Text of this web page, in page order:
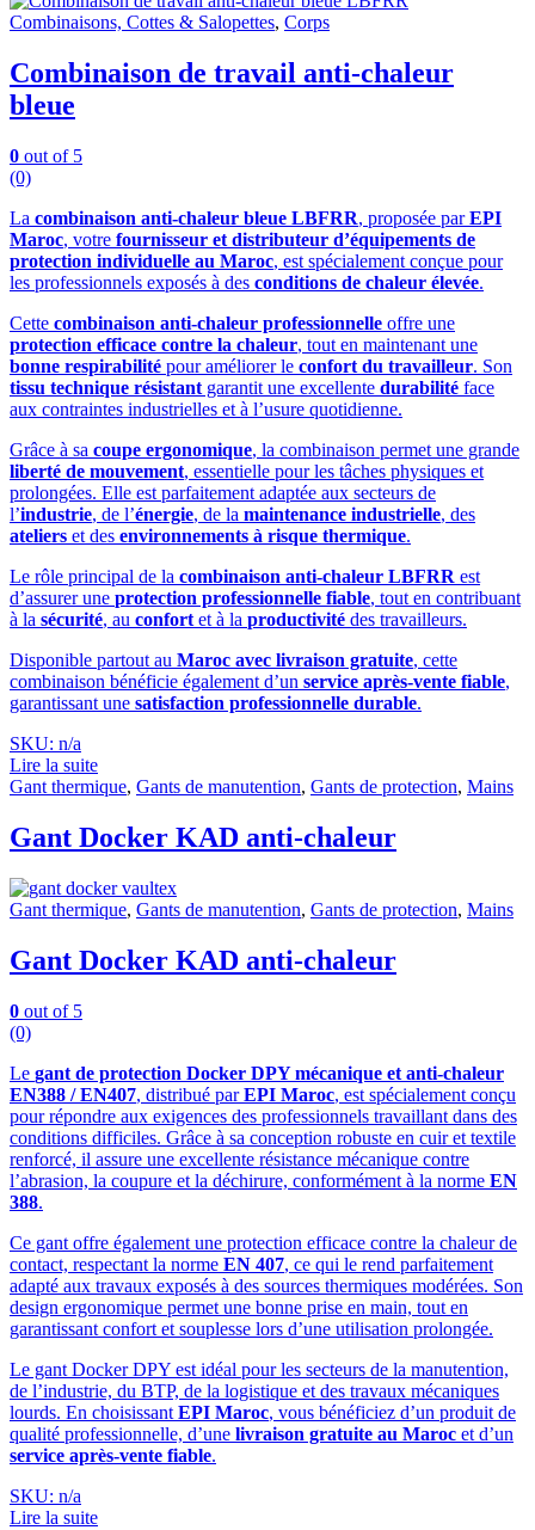
Combinaisons, Cottes & Salopettes, Corps
Combinaison de travail anti-chaleur
bleue
0 out of 5
(0)
La combinaison anti-chaleur bleue LBFRR, proposée parEPI
Maroc, votre fournisseur et distributeur d’équipements de
protection individuelle au Maroc, est spécialement conçue pour
les professionnels exposés à des conditions de chaleur élevée.
Cette combinaison anti-chaleur professionnelle offre une
protection efficace contre la chaleur, tout en maintenant une
bonne respirabilité pour améliorer le confort du travailleur. Son
tissu technique résistant garantit une excellente durabilité face
aux contraintes industrielles et à l’usure quotidienne.
Grâce à sa coupe ergonomique, la combinaison permet une grande
liberté de mouvement, essentielle pour les tâches physiques et
prolongées. Elle est parfaitement adaptée aux secteurs de
l’industrie, de l’énergie, de la maintenance industrielle, des
ateliers et des environnements à risque thermique.
Le rôle principal de la combinaison anti-chaleur LBFRR est
d’assurer une protection professionnelle fiable, tout en contribuant
à la sécurité, au confort et à la productivité des travailleurs.
Disponible partout au Maroc avec livraison gratuite, cette
combinaison bénéficie également d’un service après-vente fiable,
garantissant une satisfaction professionnelle durable.
SKU: n/a
Lire la suite
Gant thermique, Gants de manutention, Gants de protection, Mains
Gant Docker KAD anti-chaleur
Gant thermique, Gants de manutention, Gants de protection, Mains
Gant Docker KAD anti-chaleur
0 out of 5
(0)
Le gant de protection Docker DPY mécanique et anti-chaleur
EN388 / EN407, distribué parEPI Maroc, est spécialement conçu
pour répondre aux exigences des professionnels travaillant dans des
conditions difficiles. Grâce à sa conception robuste en cuir et textile
renforcé, il assure une excellente résistance mécanique contre
l’abrasion, la coupure et la déchirure, conformément à la norme EN
388.
Ce gant offre également une protection efficace contre la chaleur de
contact, respectant la norme EN 407, ce qui le rend parfaitement
adapté aux travaux exposés à des sources thermiques modérées. Son
design ergonomique permet une bonne prise en main, tout en
garantissant confort et souplesse lors d’une utilisation prolongée.
Le gant Docker DPY est idéal pour les secteurs de la manutention,
de l’industrie, du BTP, de la logistique et des travaux mécaniques
lourds. En choisissant EPI Maroc, vous bénéficiez d’un produit de
qualité professionnelle, d’une livraison gratuite au Maroc et d’un
service après-vente fiable.
SKU: n/a
Lire la suite